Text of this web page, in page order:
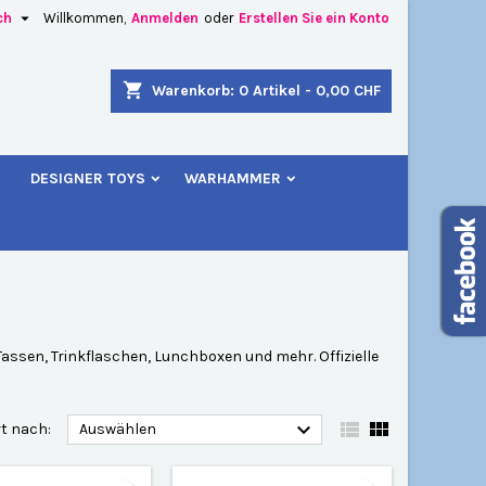
Willkommen, Anmelden oder Erstellen Sie ein Konto

shopping_cart Warenkorb: 0 Artikel - 0,00 CHF
DESIGNER TOYS WARHAMMER
Trinkflaschen, Lunchboxen und mehr. Offizielle
nach: Auswählen   